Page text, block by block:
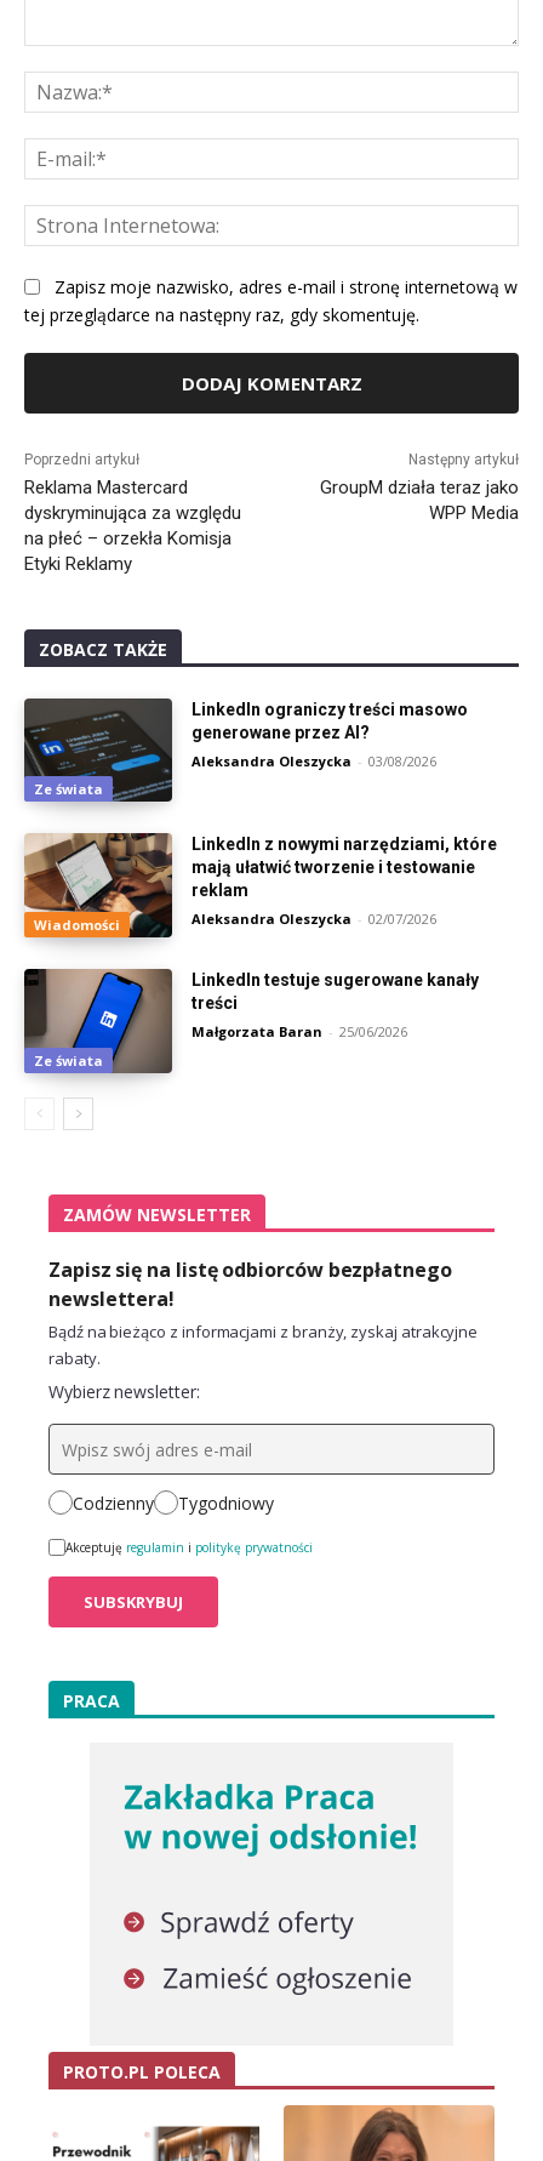
Zapisz moje nazwisko, adres e-mail i stronę internetową w
tej przeglądarce na następny raz, gdy skomentuję.
Poprzedni artykuł
Reklama Mastercard
dyskryminująca za względu
na płeć – orzekła Komisja
Etyki Reklamy
Następny artykuł
GroupM działa teraz jako
WPP Media
ZOBACZ TAKŻE
Ze świata
LinkedIn ograniczy treści masowo
generowane przez AI?
Aleksandra Oleszycka - 03/08/2026
Wiadomości
LinkedIn z nowymi narzędziami, które
mają ułatwić tworzenie i testowanie
reklam
Aleksandra Oleszycka - 02/07/2026
Ze świata
LinkedIn testuje sugerowane kanały
treści
Małgorzata Baran - 25/06/2026
ZAMÓW NEWSLETTER
Zapisz się na listę odbiorców bezpłatnego
newslettera!
Bądź na bieżąco z informacjami z branży, zyskaj atrakcyjne
rabaty.
Wybierz newsletter:
Codzienny Tygodniowy
Akceptuję regulamin i politykę prywatności
PRACA
PROTO.PL POLECA